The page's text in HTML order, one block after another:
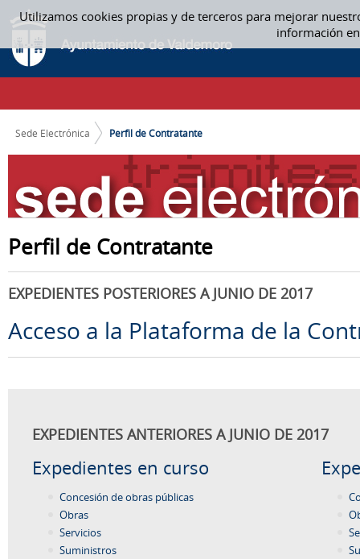
Utilizamos cookies propias y de terceros para mejorar
información
Saltar al contenido
PERFIL DE CONTRATANTE
CAMINO DE MIGAS
Sede Electrónica Perfil de Contratante
Perfil de Contratante
EXPEDIENTES POSTERIORES A JUNIO DE 2017
Acceso a la Plataforma de la
EXPEDIENTES ANTERIORES A JUNIO DE 2017
Expedientes en curso
Concesión de obras públicas
Obras
Servicios
Suministros